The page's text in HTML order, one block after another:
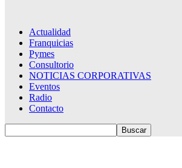
Actualidad
Franquicias
Pymes
Consultorio
NOTICIAS CORPORATIVAS
Eventos
Radio
Contacto